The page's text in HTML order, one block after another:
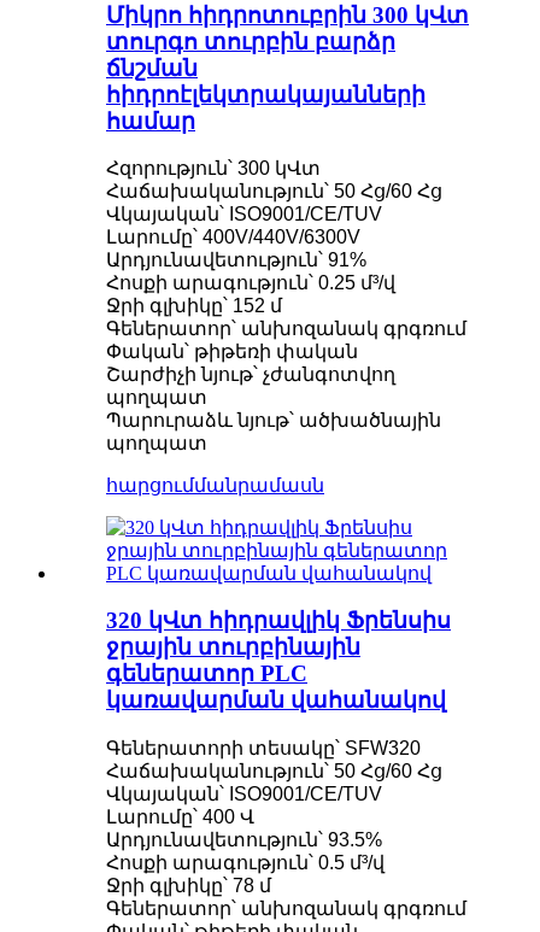
Միկրո հիդրոտուբրին 300 կՎտ
տուրգո տուրբին բարձր
ճնշման
հիդրոէլեկտրակայանների
համար
Հզորություն՝ 300 կՎտ
Հաճախականություն՝ 50 Հց/60 Հց
Վկայական՝ ISO9001/CE/TUV
Լարումը՝ 400V/440V/6300V
Արդյունավետություն՝ 91%
Հոսքի արագություն՝ 0.25 մ³/վ
Ջրի գլխիկը՝ 152 մ
Գեներատոր՝ անխոզանակ գրգռում
Փական՝ թիթեռի փական
Շարժիչի նյութ՝ չժանգոտվող
պողպատ
Պարուրաձև նյութ՝ ածխածնային
պողպատ
հարցումմանրամասն
320 կՎտ հիդրավլիկ Ֆրենսիս
ջրային տուրբինային
գեներատոր PLC
կառավարման վահանակով
Գեներատորի տեսակը՝ SFW320
Հաճախականություն՝ 50 Հց/60 Հց
Վկայական՝ ISO9001/CE/TUV
Լարումը՝ 400 Վ
Արդյունավետություն՝ 93.5%
Հոսքի արագություն՝ 0.5 մ³/վ
Ջրի գլխիկը՝ 78 մ
Գեներատոր՝ անխոզանակ գրգռում